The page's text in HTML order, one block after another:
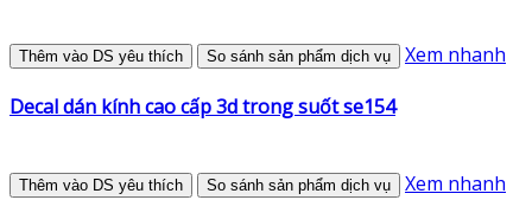
Thêm vào DS yêu thích So sánh sản phẩm dịch vụ Xem nhanh
Decal dán kính cao cấp 3d trong suốt se154
Thêm vào DS yêu thích So sánh sản phẩm dịch vụ Xem nhanh